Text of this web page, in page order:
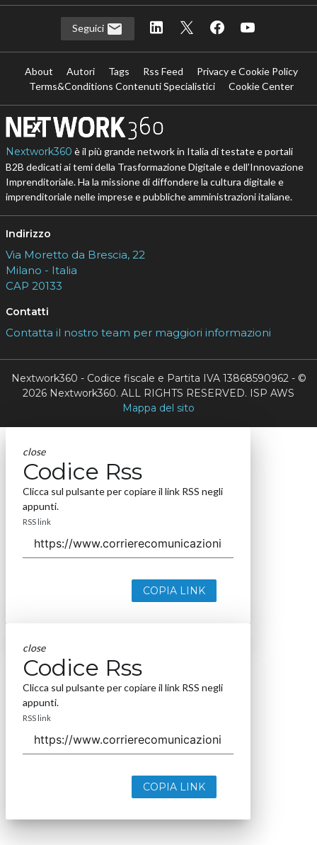
Seguici
About Autori Tags Rss Feed
Privacy e Cookie Policy
Terms&Conditions Contenuti Specialistici
Cookie Center
Nextwork360 è il più grande network in Italia di testate e portali
B2B dedicati ai temi della Trasformazione Digitale e dell’Innovazione
Imprenditoriale. Ha la missione di diffondere la cultura digitale e
imprenditoriale nelle imprese e pubbliche amministrazioni italiane.
Indirizzo
Via Moretto da Brescia, 22
Milano - Italia
CAP 20133
Contatti
Contatta il nostro team per maggiori informazioni
Nextwork360 - Codice fiscale e Partita IVA 13868590962 - ©
2026 Nextwork360. ALL RIGHTS RESERVED. ISP AWS
Mappa del sito
close
Codice Rss
Clicca sul pulsante per copiare il link RSS negli
appunti.
RSS link
COPIA LINK
close
Codice Rss
Clicca sul pulsante per copiare il link RSS negli
appunti.
RSS link
COPIA LINK